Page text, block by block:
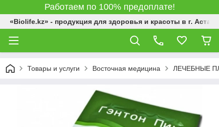
Работаем по 100% предоплате!
«Biolife.kz» - продукция для здоровья и красоты в г. Астана
Товары и услуги Восточная медицина ЛЕЧЕБНЫЕ